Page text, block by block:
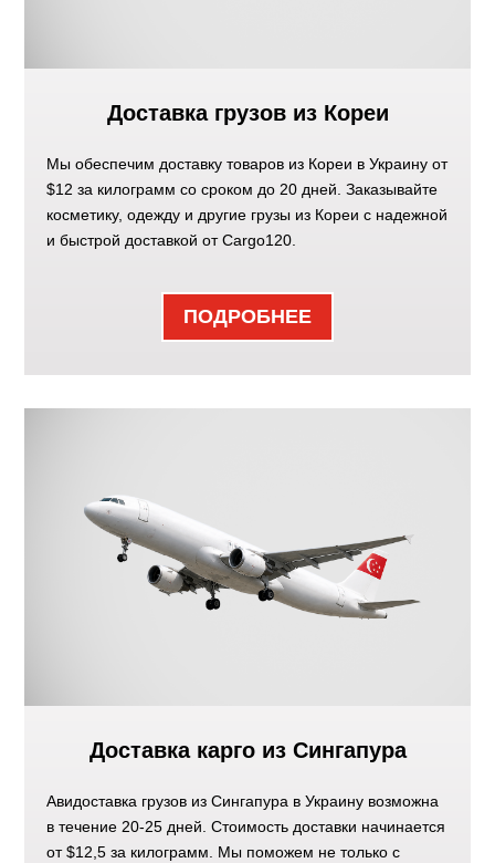
Доставка грузов из Кореи
Мы обеспечим доставку товаров из Кореи в Украину от
$12 за килограмм со сроком до 20 дней. Заказывайте
косметику, одежду и другие грузы из Кореи с надежной
и быстрой доставкой от Cargo120.
ПОДРОБНЕЕ
Доставка карго из Сингапура
Авидоставка грузов из Сингапура в Украину возможна
в течение 20-25 дней. Стоимость доставки начинается
от $12,5 за килограмм. Мы поможем не только с